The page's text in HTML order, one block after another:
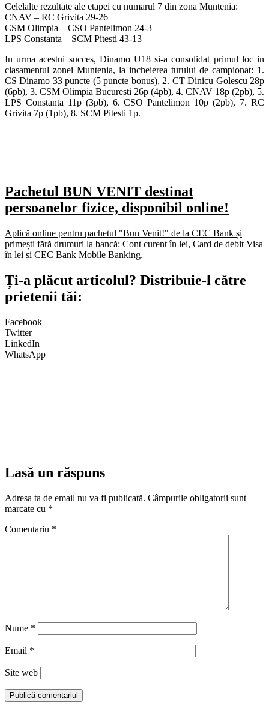
Celelalte rezultate ale etapei cu numarul 7 din zona Muntenia:
CNAV – RC Grivita 29-26
CSM Olimpia – CSO Pantelimon 24-3
LPS Constanta – SCM Pitesti 43-13
In urma acestui succes, Dinamo U18 si-a consolidat primul loc in
clasamentul zonei Muntenia, la incheierea turului de campionat: 1.
CS Dinamo 33 puncte (5 puncte bonus), 2. CT Dinicu Golescu 28p
(6pb), 3. CSM Olimpia Bucuresti 26p (4pb), 4. CNAV 18p (2pb), 5.
LPS Constanta 11p (3pb), 6. CSO Pantelimon 10p (2pb), 7. RC
Grivita 7p (1pb), 8. SCM Pitesti 1p.
Pachetul BUN VENIT destinat
persoanelor fizice, disponibil online!
Aplică online pentru pachetul "Bun Venit!" de la CEC Bank și
primești fără drumuri la bancă: Cont curent în lei, Card de debit Visa
în lei și CEC Bank Mobile Banking.​
Ți-a plăcut articolul? Distribuie-l către
prietenii tăi:
Facebook
Twitter
LinkedIn
WhatsApp
Lasă un răspuns
Adresa ta de email nu va fi publicată. Câmpurile obligatorii sunt
marcate cu *
Comentariu *
Nume *
Email *
Site web